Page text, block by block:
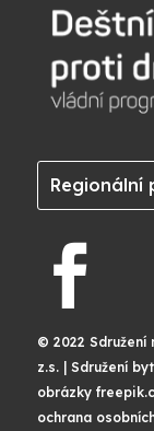
Regionální

© 2022 Sdružení
z.s. | Sdružení
obrázky
ochrana